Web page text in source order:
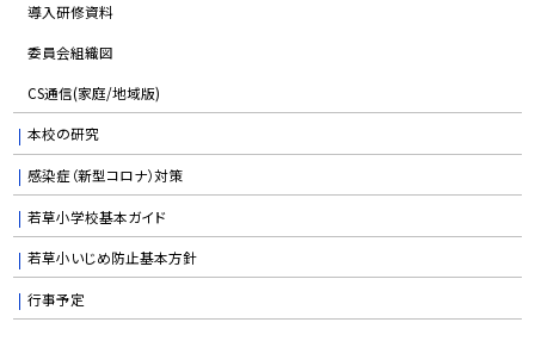
導入研修資料
委員会組織図
CS通信(家庭/地域版)
本校の研究
感染症（新型コロナ）対策
若草小学校基本ガイド
若草小いじめ防止基本方針
行事予定